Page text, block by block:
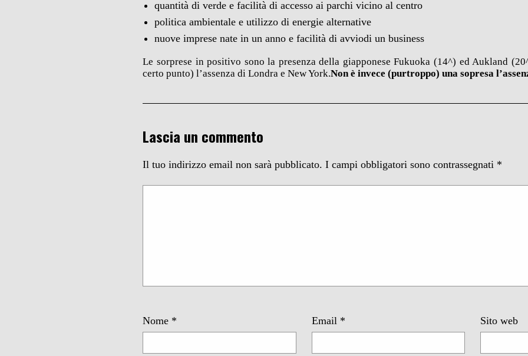
quantità di verde e facilità di accesso ai parchi vicino al centro
politica ambientale e utilizzo di energie alternative
nuove imprese nate in un anno e facilità di avviodi un business
Le sorprese in positivo sono la presenza della giapponese Fukuoka (14^) ed Aukland
certo punto) l’assenza di Londra e New York.Non è invece (purtroppo) una sopresa
Lascia un commento
Il tuo indirizzo email non sarà pubblicato. I campi obbligatori sono contrassegnati *
Nome * Email * Sito web